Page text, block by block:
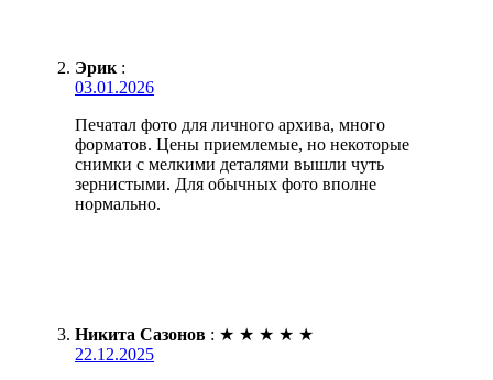
Эрик :
03.01.2026
Печатал фото для личного архива, много
форматов. Цены приемлемые, но некоторые
снимки с мелкими деталями вышли чуть
зернистыми. Для обычных фото вполне
нормально.
Никита Сазонов : ★ ★ ★ ★ ★
22.12.2025